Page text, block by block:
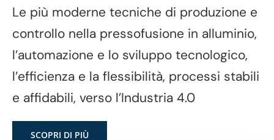
Le più moderne tecniche di produzione e
controllo nella pressofusione in alluminio,
l’automazione e lo sviluppo tecnologico,
l’efficienza e la flessibilità, processi stabili
e affidabili, verso l’Industria 4.0
SCOPRI DI PIÙ